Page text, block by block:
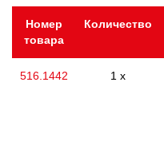
Номер
товара
Количество
516.1442 1 x